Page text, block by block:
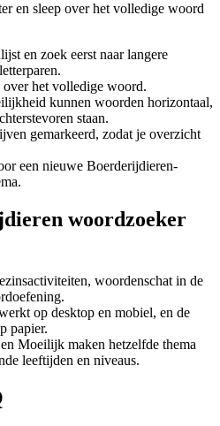
en sleep over het volledige woord
en zoek eerst naar langere
over het volledige woord.
kunnen woorden horizontaal,
staan.
gemarkeerd, zodat je overzicht
een nieuwe Boerderijdieren-
woordzoeker
woordenschat in de
op desktop en mobiel, en de
papier.
Moeilijk maken hetzelfde thema
leeftijden en niveaus.